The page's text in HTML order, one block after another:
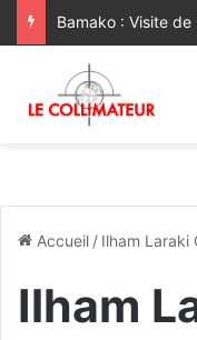
Accueil / Ilham Laraki
Ilham